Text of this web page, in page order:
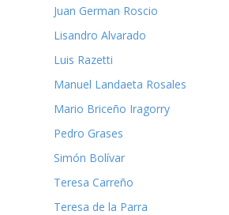
Juan German Roscio
Lisandro Alvarado
Luis Razetti
Manuel Landaeta Rosales
Mario Briceño Iragorry
Pedro Grases
Simón Bolívar
Teresa Carreño
Teresa de la Parra